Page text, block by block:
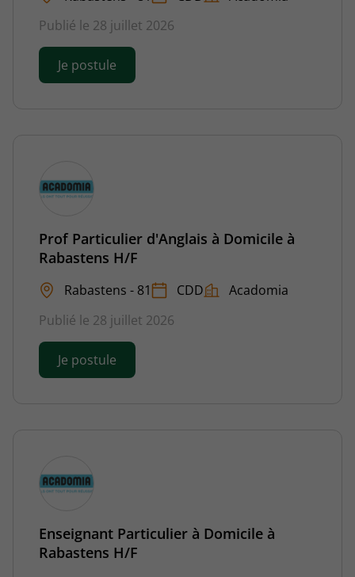
Publié le 28 juillet 2026
Je postule
Prof Particulier d'Anglais à Domicile à
Rabastens H/F
Rabastens - 81 CDD
Acadomia
Publié le 28 juillet 2026
Je postule
Enseignant Particulier à Domicile à
Rabastens H/F